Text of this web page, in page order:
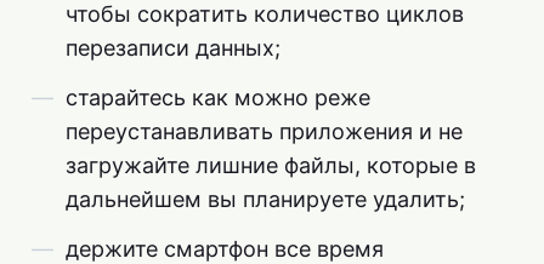
чтобы сократить количество циклов
перезаписи данных;
старайтесь как можно реже
переустанавливать приложения и не
загружайте лишние файлы, которые в
дальнейшем вы планируете удалить;
держите смартфон все время